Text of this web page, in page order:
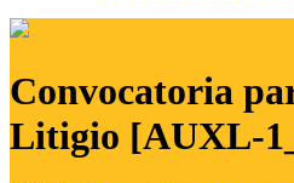
Convocatoria
Litigio [AUXL-